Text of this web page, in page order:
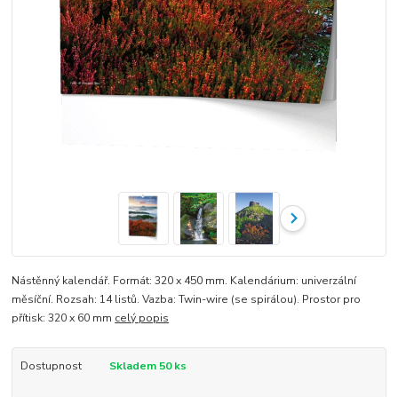
Nástěnný kalendář. Formát: 320 x 450 mm. Kalendárium: univerzální
měsíční. Rozsah: 14 listů. Vazba: Twin-wire (se spirálou). Prostor pro
přítisk: 320 x 60 mm celý popis
Dostupnost Skladem 50 ks